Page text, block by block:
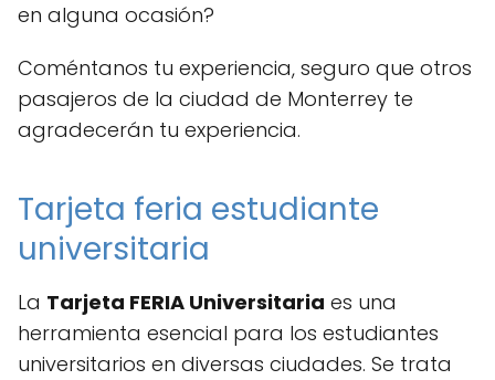
en alguna ocasión?
Coméntanos tu experiencia, seguro que otros
pasajeros de la ciudad de Monterrey te
agradecerán tu experiencia.
Tarjeta feria estudiante
universitaria
La Tarjeta FERIA Universitaria es una
herramienta esencial para los estudiantes
universitarios en diversas ciudades. Se trata